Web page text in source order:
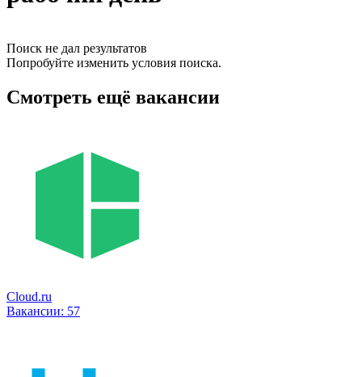
Поиск не дал результатов
Попробуйте изменить условия поиска.
Смотреть ещё вакансии
Cloud.ru
Вакансии: 57